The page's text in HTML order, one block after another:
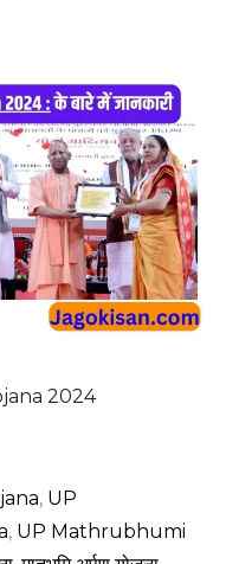
2024
, UP
, UP Mathrubhumi